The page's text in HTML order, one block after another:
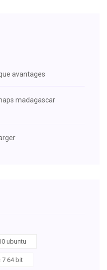
avantages
madagascar
ubuntu
7 64 bit